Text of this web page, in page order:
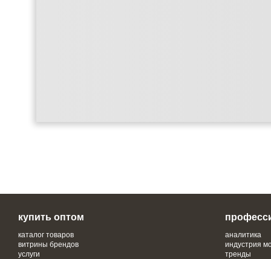
купить оптом
каталог товаров
витрины брендов
услуги
аналитика
индустрия
тренды